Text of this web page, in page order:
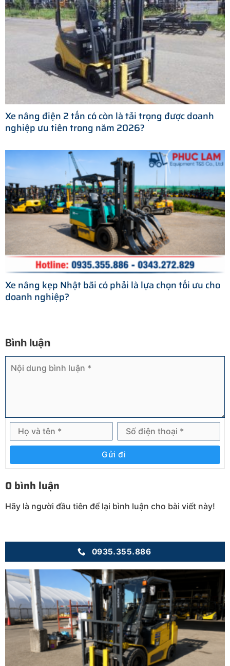
Xe nâng điện 2 tấn có còn là tải trọng được doanh
nghiệp ưu tiên trong năm 2026?
Xe nâng kẹp Nhật bãi có phải là lựa chọn tối ưu cho
doanh nghiệp?
Bình luận
Gửi đi
0 bình luận
Hãy là người đầu tiên để lại bình luận cho bài viết này!
0935.355.886